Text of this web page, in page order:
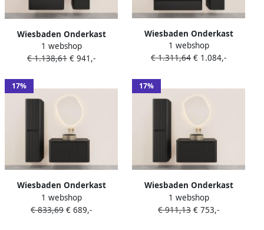
Wiesbaden Onderkast
Novira 100x48 cm
Afgeronde Hoeken Met 2
1 webshop
€ 1.138,61 € 941,-
Wiesbaden Onderkast
Novira 120x48 cm
Afgeronde Hoeken Met 2
1 webshop
€ 1.311,64 € 1.084,-
17%
Wiesbaden Onderkast
Sulora 80x48 cm Afgeronde
Hoeken Geribbeld Met 1
1 webshop
€ 833,69 € 689,-
17%
Wiesbaden Onderkast
Sulora 100x48 cm
Afgeronde Hoeken
1 webshop
€ 911,13 € 753,-